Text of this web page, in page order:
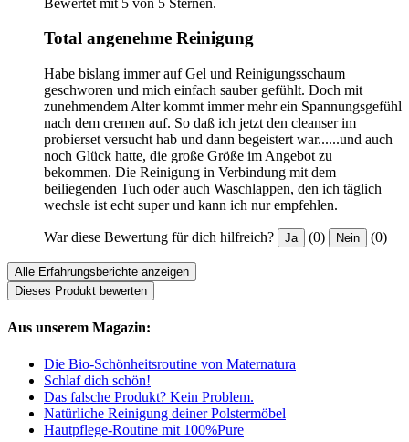
Total angenehme Reinigung
Habe bislang immer auf Gel und Reinigungsschaum
geschworen und mich einfach sauber gefühlt. Doch mit
zunehmendem Alter kommt immer mehr ein Spannungsgefühl
nach dem cremen auf. So daß ich jetzt den cleanser im
probierset versucht hab und dann begeistert war......und auch
noch Glück hatte, die große Größe im Angebot zu
bekommen. Die Reinigung in Verbindung mit dem
beiliegenden Tuch oder auch Waschlappen, den ich täglich
wechsle ist echt super und kann ich nur empfehlen.
War diese Bewertung für dich hilfreich? Ja (0) Nein (0)
Alle Erfahrungsberichte anzeigen
Dieses Produkt bewerten
Aus unserem Magazin:
Die Bio-Schönheitsroutine von Maternatura
Schlaf dich schön!
Das falsche Produkt? Kein Problem.
Natürliche Reinigung deiner Polstermöbel
Hautpflege-Routine mit 100%Pure